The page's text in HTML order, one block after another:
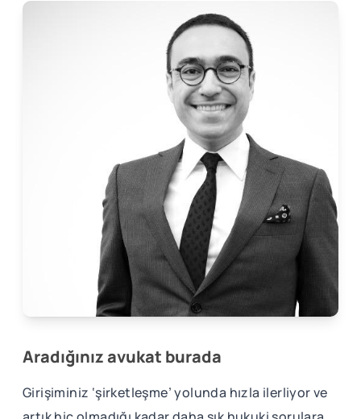
Aradığınız avukat burada
Girişiminiz ‘şirketleşme’ yolunda hızla ilerliyor ve